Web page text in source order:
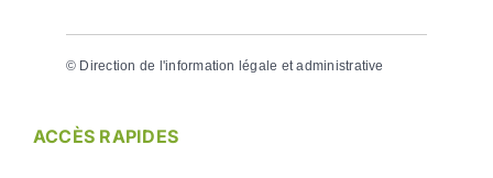
© Direction de l'information légale et administrative
ACCÈS RAPIDES